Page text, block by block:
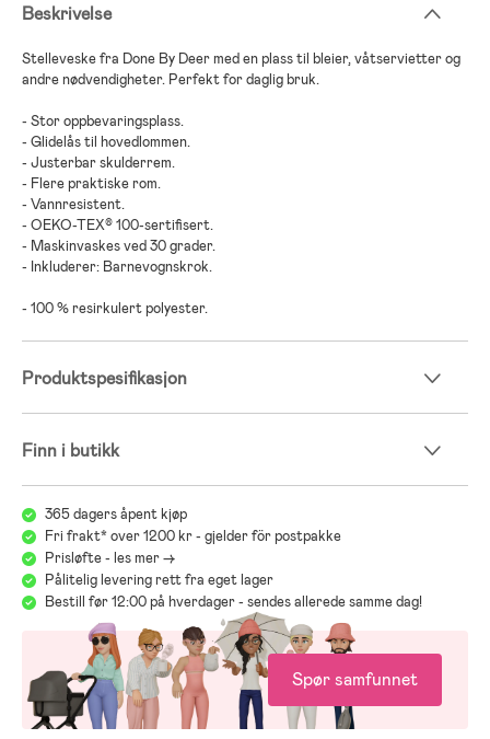
Beskrivelse
Stelleveske fra Done By Deer med en plass til bleier, våtservietter og
andre nødvendigheter. Perfekt for daglig bruk.
- Stor oppbevaringsplass.
- Glidelås til hovedlommen.
- Justerbar skulderrem.
- Flere praktiske rom.
- Vannresistent.
- OEKO-TEX® 100-sertifisert.
- Maskinvaskes ved 30 grader.
- Inkluderer: Barnevognskrok.
- 100 % resirkulert polyester.
Produktspesifikasjon
Finn i butikk
365 dagers åpent kjøp
Fri frakt* over 1200 kr - gjelder för postpakke
Prisløfte - les mer ->
Pålitelig levering rett fra eget lager
Bestill før 12:00 på hverdager - sendes allerede samme dag!
Spør samfunnet